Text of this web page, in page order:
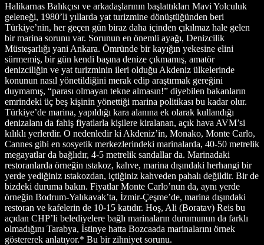
Halikarnas Balıkçısı ve arkadaşlarının başlattıkları Mavi Yolculuk
geleneği, 1980’li yıllarda yat turizmine dönüştüğünden beri
Türkiye’nin, her geçen gün biraz daha içinden çıkılmaz hale gelen
bir marina sorunu var. Sorunun en önemli ayağı, Denizcilik
Müsteşarlığı yani Ankara. Ömründe bir kayığın yekesine elini
sürmemiş, bir gün kendi başına denize çıkmamış, amatör
denizciliğin ve yat turizminin ileri olduğu Akdeniz ülkelerinde
konunun nasıl yönetildiğini merak edip araştırmak gereğini
duymamış, “parası olmayan tekne almasın!” diyebilen bakanların
emrindeki üç beş kişinin yönettiği marina politikası bu kadar olur.
Türkiye’de marina, yapıldığı kara alanına ek olarak kullandığı
denizalanı da fahiş fiyatlarla kişilere kiralanan, açık hava AVM’si
kılıklı yerlerdir. O nedenledir ki Akdeniz’in, Monako, Monte Carlo,
Cannes gibi en sosyetik merkezlerindeki marinalarda, 40-50 metrelik
megayatlar da bağlıdır, 4-5 metrelik sandallar da. Marinadaki
restoranlarda örneğin ıstakoz, kahve, marina dışındaki herhangi bir
yerde yediğiniz ıstakozdan, içtiğiniz kahveden pahalı değildir. Bir de
bizdeki duruma bakın. Fiyatlar Monte Carlo’nun da, aynı yerde
örneğin Bodrum-Yalıkavak’ta, İzmir-Çeşme’de, marina dışındaki
restoran ve kafelerin de 10-15 katıdır. Hoş, Ali (Boratav) Reis bu
açıdan CHP’li belediyelere bağlı marinaların durumunun da farklı
olmadığını Tarabya, İstinye hatta Bozcaada marinalarını örnek
göstererek anlatıyor.* Bu bir zihniyet sorunu.